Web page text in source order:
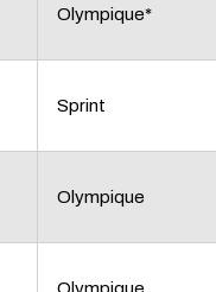
Olympique*
Sprint
Olympique